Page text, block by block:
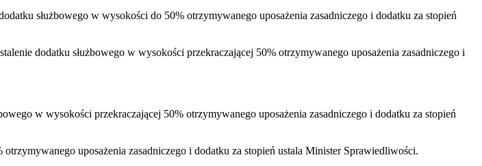
służbowego w wysokości do 50% otrzymywanego uposażenia zasadniczego i dodatku za stopień
dodatku służbowego w wysokości przekraczającej 50% otrzymywanego uposażenia zasadniczego i
w wysokości przekraczającej 50% otrzymywanego uposażenia zasadniczego i dodatku za stopień
uposażenia zasadniczego i dodatku za stopień ustala Minister Sprawiedliwości.